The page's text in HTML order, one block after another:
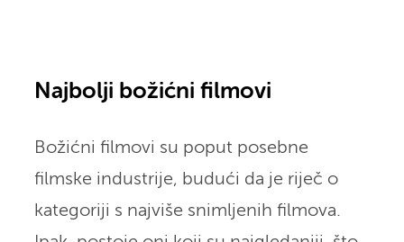
Najbolji božićni filmovi
Božićni filmovi su poput posebne
filmske industrije, budući da je riječ o
kategoriji s najviše snimljenih filmova.